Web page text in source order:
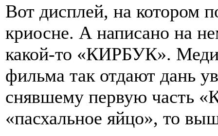
Вот дисплей, на котором
криосне. А написано на
какой-то «КИРБУК».
фильма так отдают дань
снявшему первую часть
«пасхальное яйцо», то